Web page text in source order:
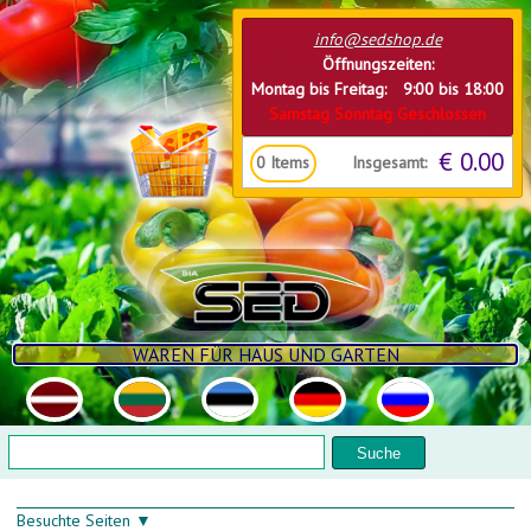
Direkt zum Inhalt
info@sedshop.de
Öffnungszeiten:
Montag bis Freitag: 9:00 bis 18:00
Samstag Sonntag Geschlossen
0 Items Insgesamt: € 0.00
WAREN FÜR HAUS UND GARTEN
Besuchte Seiten ▼